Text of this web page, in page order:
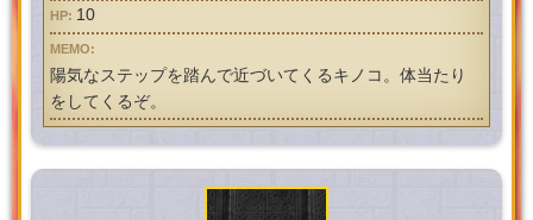
10
陽気なステップを踏んで近づいてくるキノコ。体当たり
をしてくるぞ。